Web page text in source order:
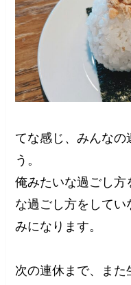
てな感じ、みんなの
う。
俺みたいな過ごし方
な過ごし方をして
みになります。
次の連休まで、また